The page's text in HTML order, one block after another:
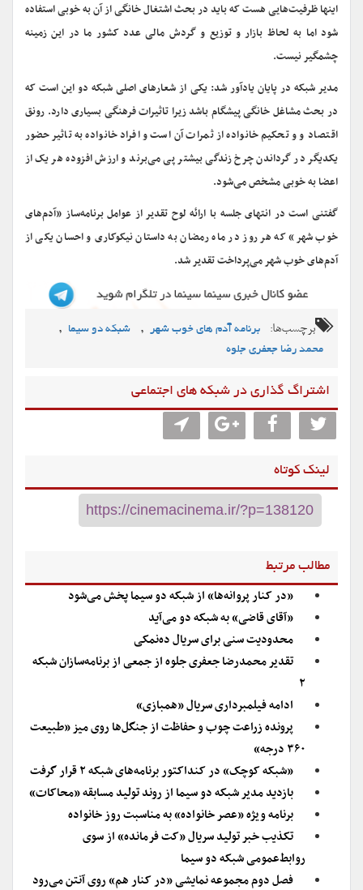
اینها ظرفیت‌هایی هست که باید در بحث اشتغال خانگی از آن به خوبی استفاده
شود اما به لحاظ بازار و توزیع و گردش مالی عدد کشور ما در این زمینه
چشمگیر نیست.
مدیر شبکه در پایان یادآور شد: یکی از شعارهای اصلی شبکه دو این است که
در بحث مشاغل خانگی پیشگام باشد زیرا تاثیرات فرهنگی بسیاری دارد. رونق
اقتصاد و و تحکیم خانواده از ثمرات آن است و افراد خانواده به تاثیر حضور
یکدیگر در گرداندن چرخ زندگی بیشتر پی می‌برند و ارزش افزوده هر یک از
اعضا به خوبی مشخص می‌شود.
گفتنی است در انتهای جلسه با ارائه لوح تقدیر از عوامل برنامه‌ساز «آدم‌‌های
خوب شهر» که هر روز در ماه رمضان به داستان نیکوکاری و احسان یکی از
آدم‌های خوب شهر می‌پرداخت تقدیر شد.
برچسب‌ها: برنامه آدم های خوب شهر , شبکه دو سیما ,
محمد رضا جعفری جلوه
اشتراگ گذاری در شبکه های اجتماعی
لینک کوتاه
مطالب مرتبط
«در کنار پروانه‌ها» از شبکه دو سیما پخش می‌شود
«آقای قاضی» به شبکه دو می‌آید
محدودیت سنی برای سریال ده‌نمکی
تقدیر محمدرضا جعفری جلوه از جمعی از برنامه‌سازان شبکه
۲
ادامه فیلمبرداری سریال «همبازی»
پرونده زراعت چوب و حفاظت از جنگل‌ها روی میز «طبیعت
۳۶۰ درجه»
«شبکه کوچک» در کنداکتور برنامه‌های شبکه ۲ قرار گرفت
بازدید مدیر شبکه دو سیما از روند تولید مسابقه «محاکات»
برنامه ویژه «عصر خانواده» به مناسبت روز خانواده
تکذیب خبر تولید سریال «کت فرمانده» از سوی
روابط‌عمومی شبکه دو سیما
فصل دوم مجموعه نمایشی «در کنار هم» روی آنتن می‌رود